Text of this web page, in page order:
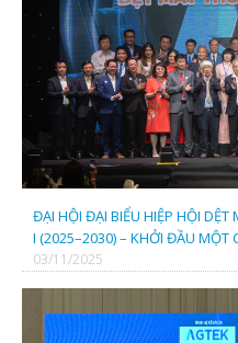
ĐẠI HỘI ĐẠI BIỂU HIỆP HỘI DỆT
I (2025–2030) – KHỞI ĐẦU MỘT
03/11/2025